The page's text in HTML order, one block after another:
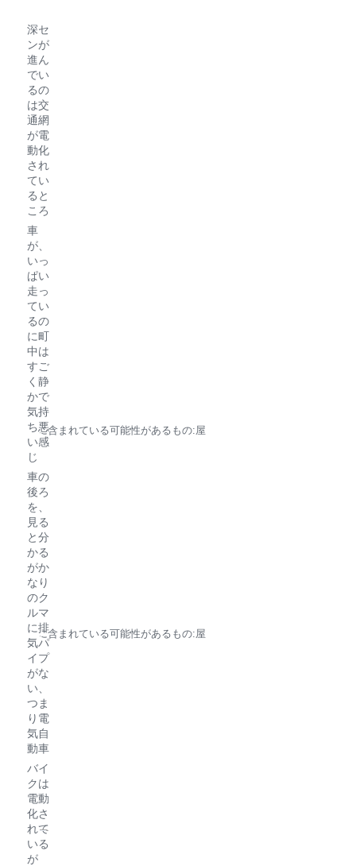
深セ
ンが
進ん
でい
るの
は交
通網
が電
動化
され
てい
ると
ころ
車
が、
いっ
ぱい
走っ
てい
るの
に町
中は
すご
く静
かで
気持
ち悪
い感
じ
車の
後ろ
を、
見る
と分
かる
がか
なり
のク
ルマ
に排
気パ
イプ
がな
い、
つま
り電
気自
動車
バイ
クは
電動
化さ
れて
いる
が